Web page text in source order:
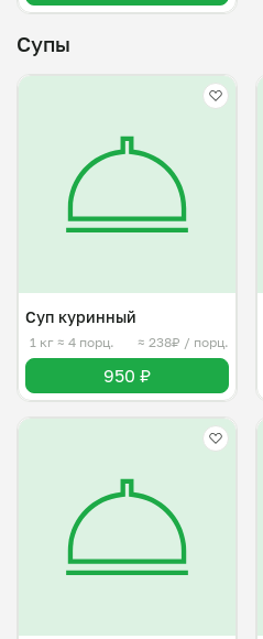
Супы
Суп куринный
1 кг ≈ 4 порц. ≈ 238₽ / порц.
950 ₽